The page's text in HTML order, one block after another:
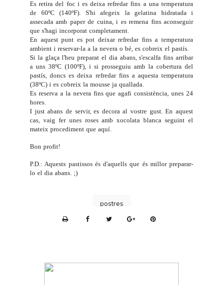
Es retira del foc i es deixa refredar fins a una temperatura
de 60ºC (140ºF). S'hi afegeix la gelatina hidratada i
assecada amb paper de cuina, i es remena fins aconseguir
que s'hagi incorporat completament.
En aquest punt es pot deixar refredar fins a temperatura
ambient i reservar-la a la nevera o bé, es cobreix el pastís.
Si la glaça l'heu preparat el dia abans, s'escalfa fins arribar
a uns 38ºC (100ºF), i si prosseguiu amb la cobertura del
pastís, doncs es deixa refredar fins a aquesta temperatura
(38ºC) i es cobreix la mousse ja quallada.
Es reserva a la nevera fins que agafi consistència, unes 24
hores.
I just abans de servir, es decora al vostre gust. En aquest
cas, vaig fer unes roses amb xocolata blanca seguint el
mateix procediment que aquí.
Bon profit!
P.D.: Aquests pastissos és d'aquells que és millor preparar-
lo el dia abans. ;)
postres
n